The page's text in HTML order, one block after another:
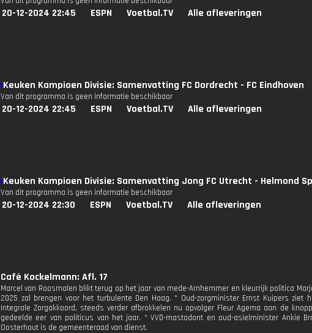
20-12-2024 22:45 ESPN Voetbal.TV Alle afleveringen
Keuken Kampioen Divisie: Samenvatting FC Dordrecht - FC Eindhoven
Van dit programma is geen informatie beschikbaar
20-12-2024 22:45 ESPN Voetbal.TV Alle afleveringen
Keuken Kampioen Divisie: Samenvatting Jong FC Utrecht - Helmond
Van dit programma is geen informatie beschikbaar
20-12-2024 22:30 ESPN Voetbal.TV Alle afleveringen
Café Kockelmann: Afl. 17
Marcel van Roosmalen blikt terug op het jaar van mede-Arnhemmer en kleurrijk politica
2025 zal brengen voor het turbulente Den Haag. * Oud-zorgminister Ernst Kuipers ziet
Integrale Zorgakkoord, steeds verder afbrokkelen nu opvolger Fleur Agema aan de
gedeelde eer van politicus van het jaar. * VVD-mastodont en oud-asielminister Ankie
Oosterhout is de gemeenteraad van dienst.